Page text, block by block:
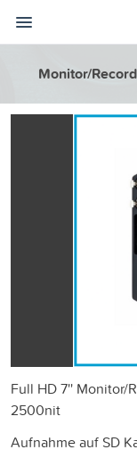
Monitor/
Full HD 7'' Monitor/
2500nit
Aufnahme auf SD